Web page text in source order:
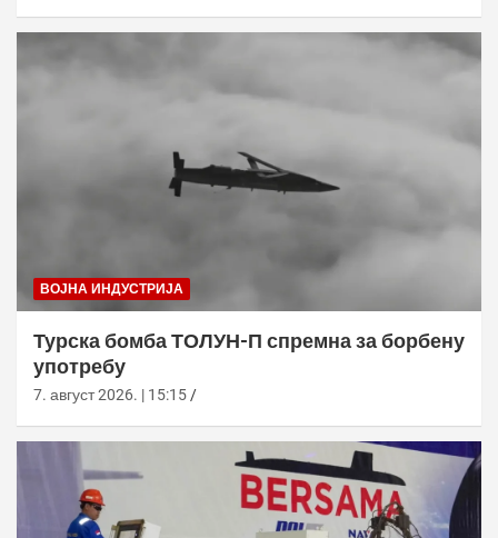
ВОЈНА ИНДУСТРИЈА
Турска бомба ТОЛУН-П спремна за борбену
употребу
7. август 2026. | 15:15